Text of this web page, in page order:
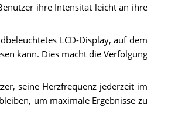
ihre Intensität leicht an ihre
LCD-Display, auf dem
kann. Dies macht die Verfolgung
seine Herzfrequenz jederzeit im
um maximale Ergebnisse zu